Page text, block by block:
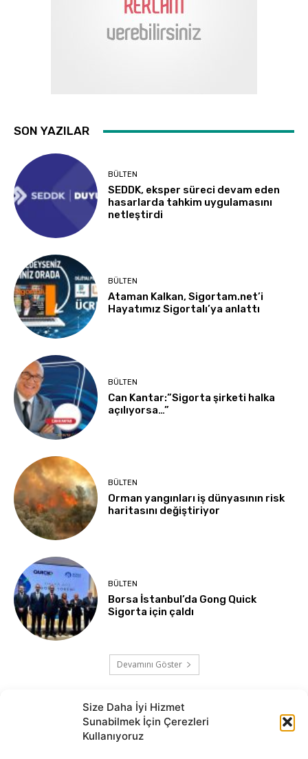
Size Daha İyi Hizmet
Sunabilmek İçin Çerezleri
Kullanıyoruz
SON YAZILAR
BÜLTEN
SEDDK, eksper süreci devam eden
hasarlarda tahkim uygulamasını
netleştirdi
BÜLTEN
Ataman Kalkan, Sigortam.net’i
Hayatımız Sigortalı’ya anlattı
BÜLTEN
Can Kantar:”Sigorta şirketi halka
açılıyorsa…”
BÜLTEN
Orman yangınları iş dünyasının risk
haritasını değiştiriyor
BÜLTEN
Borsa İstanbul’da Gong Quick
Sigorta için çaldı
Devamını Göster